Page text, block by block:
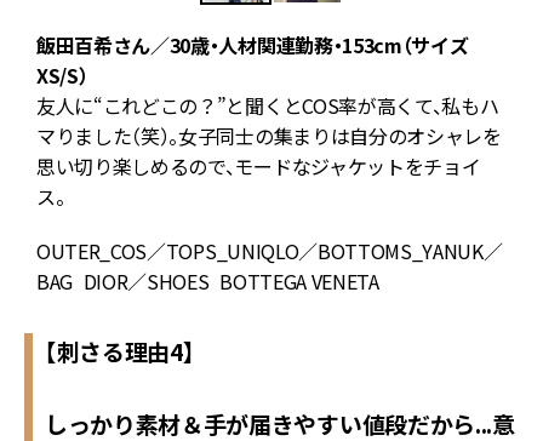
飯田百希さん／30歳・人材関連勤務・153cm（サイズ
XS/S）
友人に“これどこの？”と聞くとCOS率が高くて、私もハ
マりました（笑）。女子同士の集まりは自分のオシャレを
思い切り楽しめるので、モードなジャケットをチョイ
ス。
OUTER_COS／TOPS_UNIQLO／BOTTOMS_YANUK／
BAG_DIOR／SHOES_BOTTEGA VENETA
【刺さる理由4】
しっかり素材＆手が届きやすい値段だから...意